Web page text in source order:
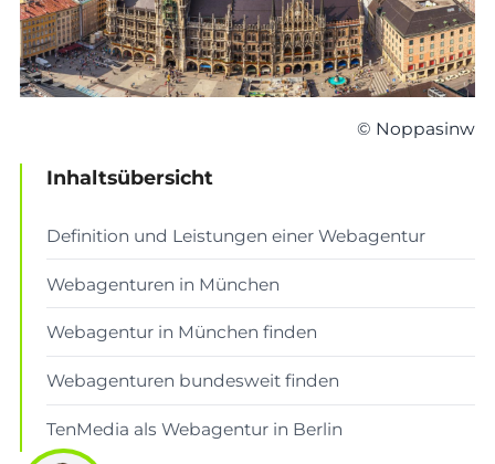
© Noppasinw
Inhaltsübersicht
Definition und Leistungen einer Webagentur
Webagenturen in München
Webagentur in München finden
Webagenturen bundesweit finden
TenMedia als Webagentur in Berlin